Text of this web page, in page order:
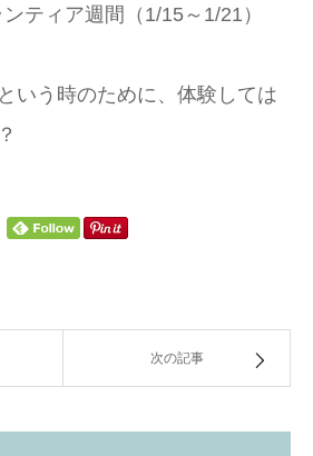
ティア週間（1/15～1/21）
いう時のために、体験しては
次の記事